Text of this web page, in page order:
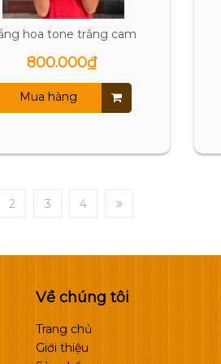
hoa tone trắng cam
800.000₫
Mua hàng
2 3 4
Về chúng tôi
Trang chủ
Giới thiệu